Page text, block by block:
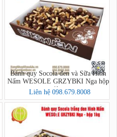
Bánh quy Socola đen và Sữa Hình
Nấm WESOLE GRZYBKI Nga hộp
1kg
Liên hệ 098.679.8008